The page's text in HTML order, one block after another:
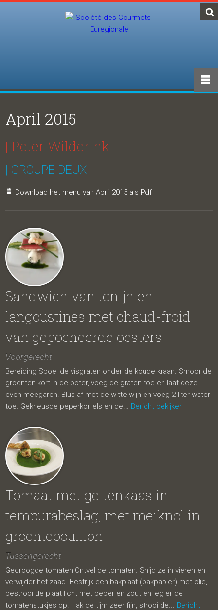
April 2015
| Peter Wilderink
| GROUPE DEUX
Download het menu van April 2015 als Pdf
Sandwich van tonijn en
langoustines met chaud-froid
van gepocheerde oesters.
Voorgerecht
Bereiding Spoel de visgraten onder de koude kraan. Smoor de
groenten kort in de boter, voeg de graten toe en laat deze
even meegaren. Blus af met de witte wijn en voeg 2 liter water
toe. Gekneusde peperkorrels en de... Bericht bekijken
Tomaat met geitenkaas in
tempurabeslag, met meiknol in
groentebouillon
Tussengerecht
Gedroogde tomaten Ontvel de tomaten. Snijd ze in vieren en
verwijder het zaad. Bestrijk een bakplaat (bakpapier) met olie,
bestrooi de plaat licht met peper en zout en leg er de
tomatenstukjes op. Hak de tijm zeer fijn, strooi de... Bericht